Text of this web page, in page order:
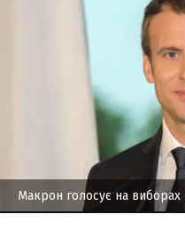
Макрон голосує на виборах